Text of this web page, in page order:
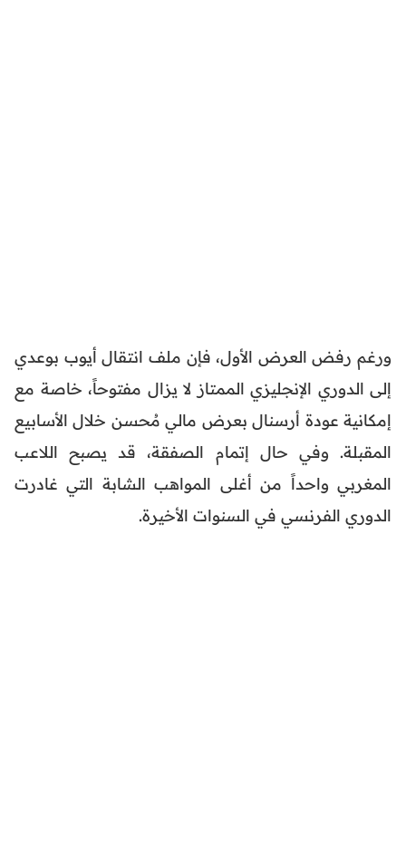
ورغم رفض العرض الأول، فإن ملف انتقال أيوب بوعدي
إلى الدوري الإنجليزي الممتاز لا يزال مفتوحاً، خاصة مع
إمكانية عودة أرسنال بعرض مالي مُحسن خلال الأسابيع
المقبلة. وفي حال إتمام الصفقة، قد يصبح اللاعب
المغربي واحداً من أغلى المواهب الشابة التي غادرت
الدوري الفرنسي في السنوات الأخيرة.